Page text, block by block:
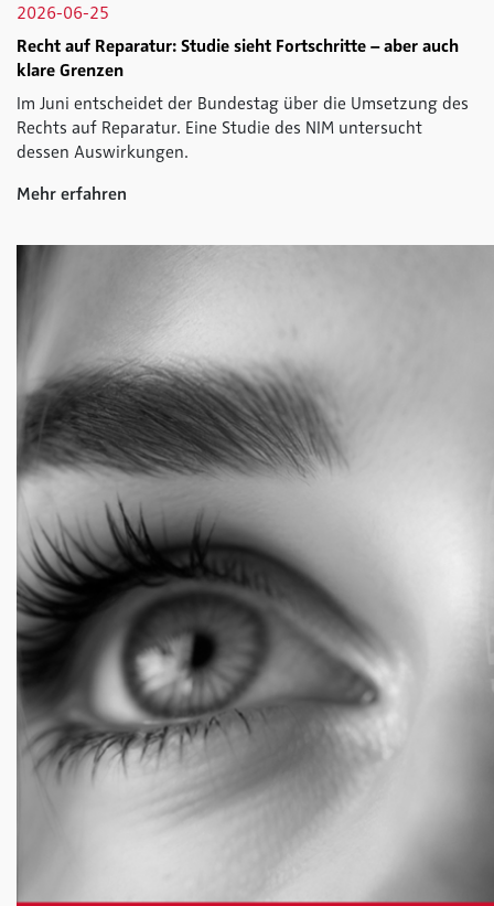
2026-06-25
Recht auf Reparatur: Studie sieht Fortschritte – aber auch
klare Grenzen
Im Juni entscheidet der Bundestag über die Umsetzung des
Rechts auf Reparatur. Eine Studie des NIM untersucht
dessen Auswirkungen.
Mehr erfahren